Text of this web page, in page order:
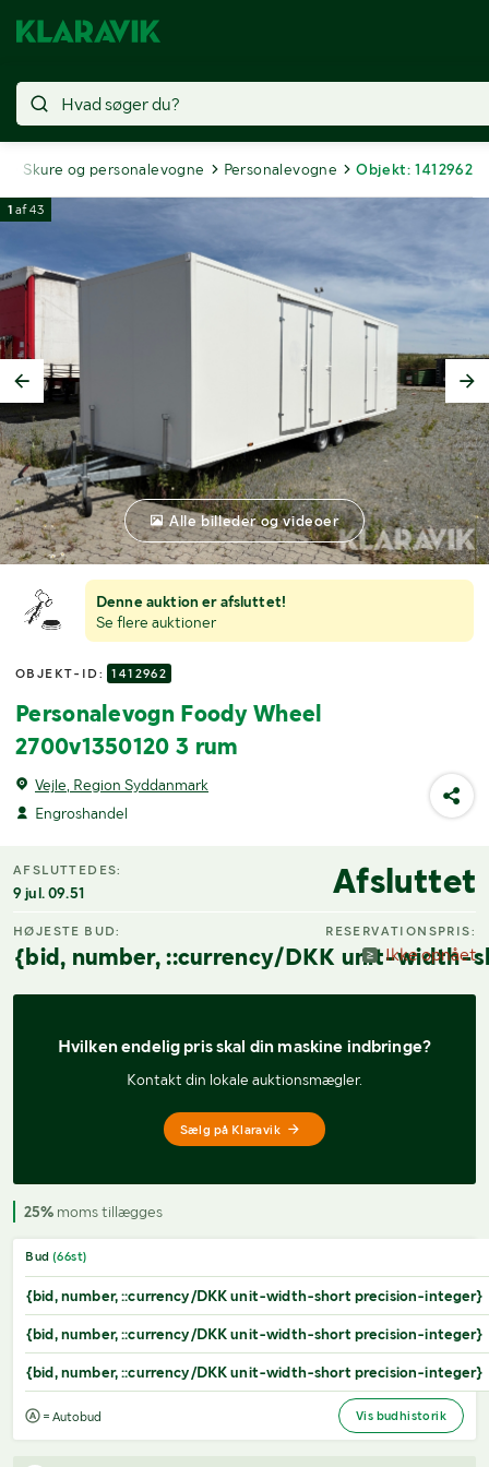
Skure og personalevogne Personalevogne Objekt: 1412962
Denne auktion er afsluttet!
Se flere auktioner
OBJEKT-ID: 1412962
Personalevogn Foody Wheel
2700v1350120 3 rum
Vejle, Region Syddanmark
Engroshandel
1 af43
Alle billeder og videoer
AFSLUTTEDES:
9 jul. 09.51 Afsluttet
HØJESTE BUD:
{bid, number, ::currency/DKK unit-width-
RESERVATIONSPRIS:
Ikke opnået
Hvilken endelig pris skal din maskine indbringe?
Kontakt din lokale auktionsmægler.
Sælg på Klaravik
25% moms tillægges
Bud (66st)
{bid, number, ::currency/DKK unit-width-short precision-integer}
{bid, number, ::currency/DKK unit-width-short precision-integer}
{bid, number, ::currency/DKK unit-width-short precision-integer}
= Autobud Vis budhistorik